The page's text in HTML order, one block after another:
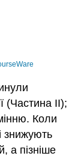
(Частина II);
Коли
знижують
а пізніше